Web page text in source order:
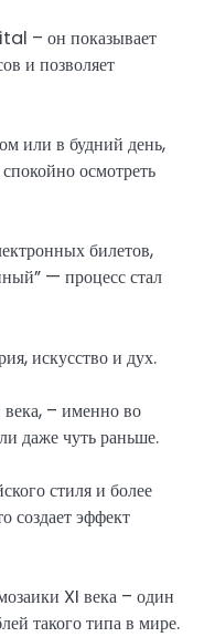
– он показывает
и позволяет
или в будний день,
осмотреть
билетов,
— процесс стал
искусство и дух.
века, – именно во
даже чуть раньше.
стиля и более
создает эффект
XI века – один
такого типа в мире.